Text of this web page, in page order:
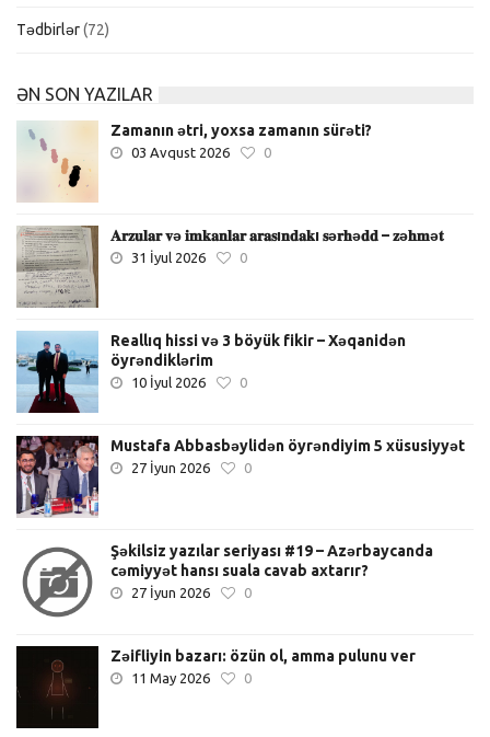
Tədbirlər(72)
ƏN SON YAZILAR
Zamanın ətri, yoxsa zamanın sürəti?
03 Avqust 2026 0
𝐀𝐫𝐳𝐮𝐥𝐚𝐫 𝐯ə 𝐢𝐦𝐤𝐚𝐧𝐥𝐚𝐫 𝐚𝐫𝐚𝐬ı𝐧𝐝𝐚𝐤ı 𝐬ə𝐫𝐡ə𝐝𝐝 – 𝐳ə𝐡𝐦ə𝐭
31 İyul 2026 0
Reallıq hissi və 3 böyük fikir – Xəqanidən
öyrəndiklərim
10 İyul 2026 0
Mustafa Abbasbəylidən öyrəndiyim 5 xüsusiyyət
27 İyun 2026 0
Şəkilsiz yazılar seriyası #19 – Azərbaycanda
cəmiyyət hansı suala cavab axtarır?
27 İyun 2026 0
Zəifliyin bazarı: özün ol, amma pulunu ver
11 May 2026 0